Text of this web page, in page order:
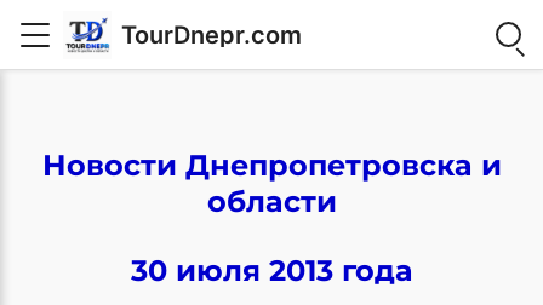
TourDnepr.com
Новости Днепропетровска и
области
30 июля 2013 года